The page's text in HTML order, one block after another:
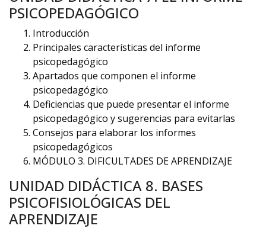
PSICOPEDAGÓGICO
Introducción
Principales características del informe
psicopedagógico
Apartados que componen el informe
psicopedagógico
Deficiencias que puede presentar el informe
psicopedagógico y sugerencias para evitarlas
Consejos para elaborar los informes
psicopedagógicos
MÓDULO 3. DIFICULTADES DE APRENDIZAJE
UNIDAD DIDÁCTICA 8. BASES
PSICOFISIOLÓGICAS DEL
APRENDIZAJE